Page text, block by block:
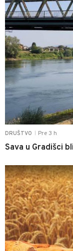
DRUŠTVO Pre 3 h
Sava u Gradišci